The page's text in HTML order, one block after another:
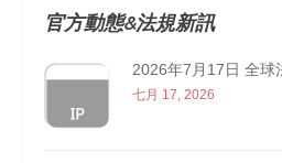
官方動態&法規新訊
2026年7月17日 全球
七月 17, 2026